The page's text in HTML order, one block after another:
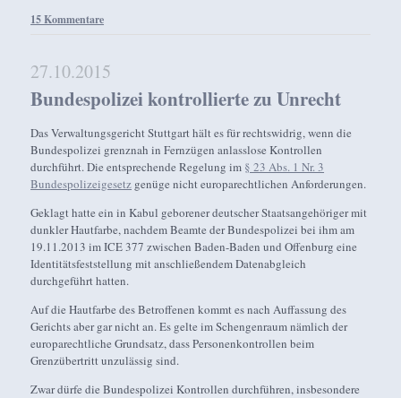
15 Kommentare
27.10.2015
Bundespolizei kontrollierte zu Unrecht
Das Verwaltungsgericht Stuttgart hält es für rechtswidrig, wenn die
Bundespolizei grenznah in Fernzügen anlasslose Kontrollen
durchführt. Die entsprechende Regelung im § 23 Abs. 1 Nr. 3
Bundespolizeigesetz genüge nicht europarechtlichen Anforderungen.
Geklagt hatte ein in Kabul geborener deutscher Staatsangehöriger mit
dunkler Hautfarbe, nachdem Beamte der Bundespolizei bei ihm am
19.11.2013 im ICE 377 zwischen Baden-Baden und Offenburg eine
Identitätsfeststellung mit anschließendem Datenabgleich
durchgeführt hatten.
Auf die Hautfarbe des Betroffenen kommt es nach Auffassung des
Gerichts aber gar nicht an. Es gelte im Schengenraum nämlich der
europarechtliche Grundsatz, dass Personenkontrollen beim
Grenzübertritt unzulässig sind.
Zwar dürfe die Bundespolizei Kontrollen durchführen, insbesondere